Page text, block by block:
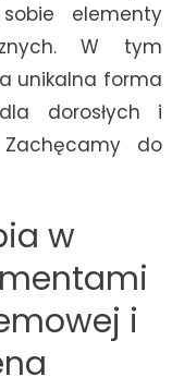
elementy
W tym
unikalna forma
dorosłych i
do
w
i